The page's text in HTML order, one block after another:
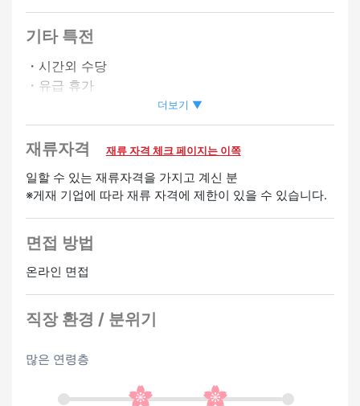
온라인 인터뷰 OK
기타 특전
・시간외 수당
・유급 휴가
・심야 수당 있음
환영
한국어 스피커 환영 미경험 OK 영어 스피커 환영 베트남
어 스피커 환영 중국어 스피커 환영
더보기 ▼
재류자격 재류 자격 체크 페이지는 이쪽
일할 수 있는 재류자격을 가지고 계신 분
※게재 기업에 따라 재류 자격에 제한이 있을 수 있습니다.
면접 방법
온라인 면접
직장 환경 / 분위기
많은 연령층